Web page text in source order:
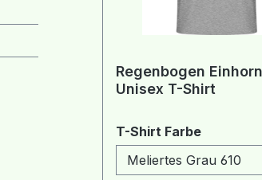
Regenbogen Einhorn
Unisex T-Shirt
T-Shirt Farbe